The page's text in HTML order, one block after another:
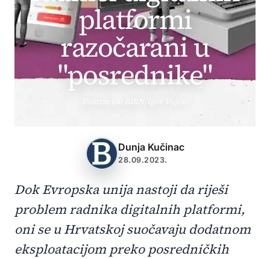
platformi
razočarani u
"posrednike"
Dunja Kučinac
28.09.2023.
Dok Evropska unija nastoji da riješi
problem radnika digitalnih platformi,
oni se u Hrvatskoj suočavaju dodatnom
eksploatacijom preko posredničkih